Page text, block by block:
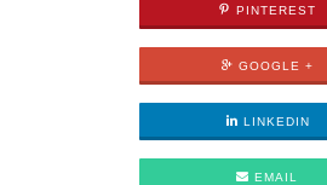
PINTEREST
GOOGLE +
LINKEDIN
EMAIL